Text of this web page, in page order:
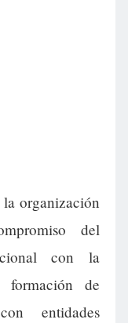
organización
del
con la
de
entidades